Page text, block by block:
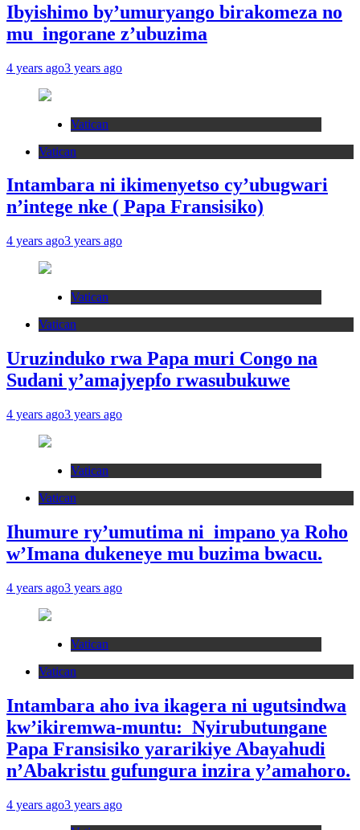
Ibyishimo by’umuryango birakomeza no
mu ingorane z’ubuzima
4 years ago3 years ago
Vatican
Vatican
Intambara ni ikimenyetso cy’ubugwari
n’intege nke ( Papa Fransisiko)
4 years ago3 years ago
Vatican
Vatican
Uruzinduko rwa Papa muri Congo na
Sudani y’amajyepfo rwasubukuwe
4 years ago3 years ago
Vatican
Vatican
Ihumure ry’umutima ni impano ya Roho
w’Imana dukeneye mu buzima bwacu.
4 years ago3 years ago
Vatican
Vatican
Intambara aho iva ikagera ni ugutsindwa
kw’ikiremwa-muntu: Nyirubutungane
Papa Fransisiko yararikiye Abayahudi
n’Abakristu gufungura inzira y’amahoro.
4 years ago3 years ago